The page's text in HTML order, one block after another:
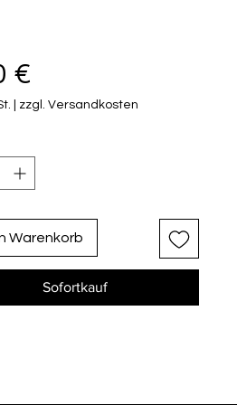
€
zzgl. Versandkosten
Warenkorb
Sofortkauf